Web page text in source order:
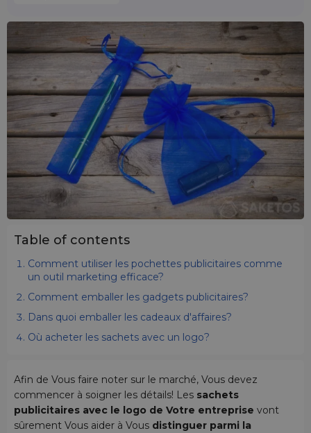
Table of contents
Comment utiliser les pochettes publicitaires comme
un outil marketing efficace?
Comment emballer les gadgets publicitaires?
Dans quoi emballer les cadeaux d'affaires?
Où acheter les sachets avec un logo?
Afin de Vous faire noter sur le marché, Vous devez
commencer à soigner les détails! Les sachets
publicitaires avec le logo de Votre entreprise vont
sûrement Vous aider à Vous distinguer parmi la